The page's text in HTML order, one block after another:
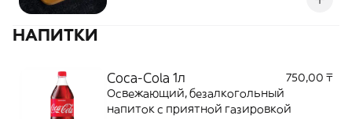
НАПИТКИ
Coca-Cola 1л
750,00 ₸
Освежающий, безалкогольный
напиток с приятной газировкой